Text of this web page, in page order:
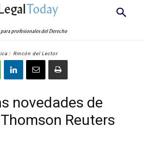
Today
profesionales del Derecho
Rincón del Lector
novedades de
Reuters